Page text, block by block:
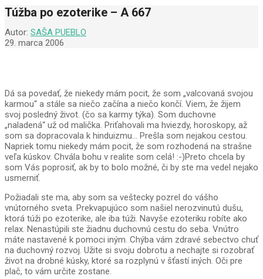
Túžba po ezoterike – A 667
Autor: SAŠA PUEBLO
29. marca 2006
Dá sa povedať, že niekedy mám pocit, že som „valcovaná svojou
karmou“ a stále sa niečo začína a niečo končí. Viem, že žijem
svoj posledný život. (čo sa karmy týka). Som duchovne
„naladená“ už od malička. Priťahovali ma hviezdy, horoskopy, až
som sa dopracovala k hinduizmu… Prešla som nejakou cestou.
Napriek tomu niekedy mám pocit, že som rozhodená na strašne
veľa kúskov. Chvála bohu v realite som celá! :-)Preto chcela by
som Vás poprosiť, ak by to bolo možné, či by ste ma vedel nejako
usmerniť.
Požiadali ste ma, aby som sa veštecky pozrel do vášho
vnútorného sveta. Prekvapujúco som našiel nerozvinutú dušu,
ktorá túži po ezoterike, ale iba túži. Navyše ezoteriku robíte ako
relax. Nenastúpili ste žiadnu duchovnú cestu do seba. Vnútro
máte nastavené k pomoci iným. Chýba vám zdravé sebectvo chuť
na duchovný rozvoj. Užite si svoju dobrotu a nechajte si rozobrať
život na drobné kúsky, ktoré sa rozplynú v šťastí iných. Oči pre
plač, to vám určite zostane.